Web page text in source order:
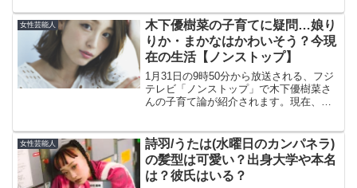
る方も多いのではないでしょうか？そこ
で、今回はモデル...
女性芸能人
木下優樹菜の子育てに疑問…娘り
りか・まかなはかわいそう？今現
在の生活【ノンストップ】
1月31日の9時50分から放送される、フジ
テレビ「ノンストップ」で木下優樹菜さ
んの子育て論が紹介されます。現在、木
上では「かわいそう」なんて意見があり
ます。実際のところ...
女性芸能人
詩羽/うたは(水曜日のカンパネラ)
の髪型は可愛い？出身大学や本名
は？彼氏はいる？